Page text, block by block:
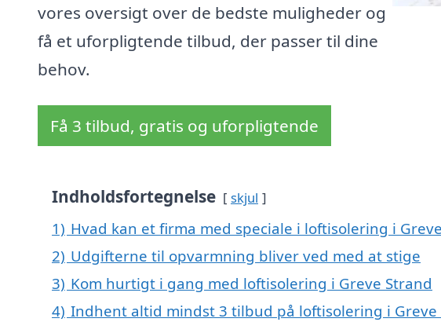
vores oversigt over de bedste muligheder og
få et uforpligtende tilbud, der passer til dine
behov.
Få 3 tilbud, gratis og uforpligtende
Indholdsfortegnelse skjul
1) Hvad kan et firma med speciale i loftisolering i
2) Udgifterne til opvarmning bliver ved med at stige
3) Kom hurtigt i gang med loftisolering i Greve Strand
4) Indhent altid mindst 3 tilbud på loftisolering i Greve